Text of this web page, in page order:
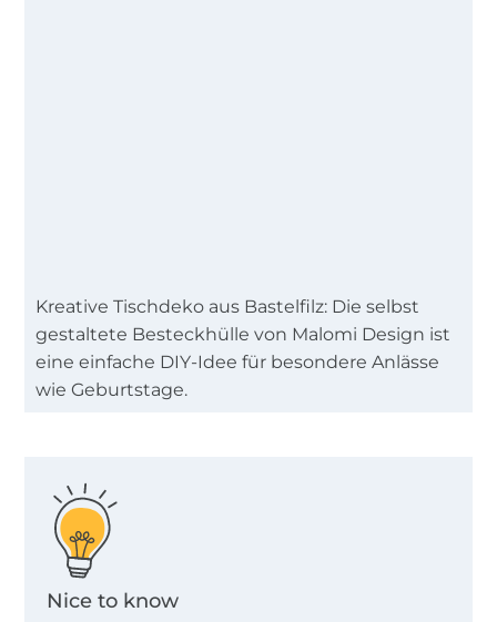
Kreative Tischdeko aus Bastelfilz: Die selbst
gestaltete Besteckhülle von Malomi Design ist
eine einfache DIY-Idee für besondere Anlässe
wie Geburtstage.
Nice to know